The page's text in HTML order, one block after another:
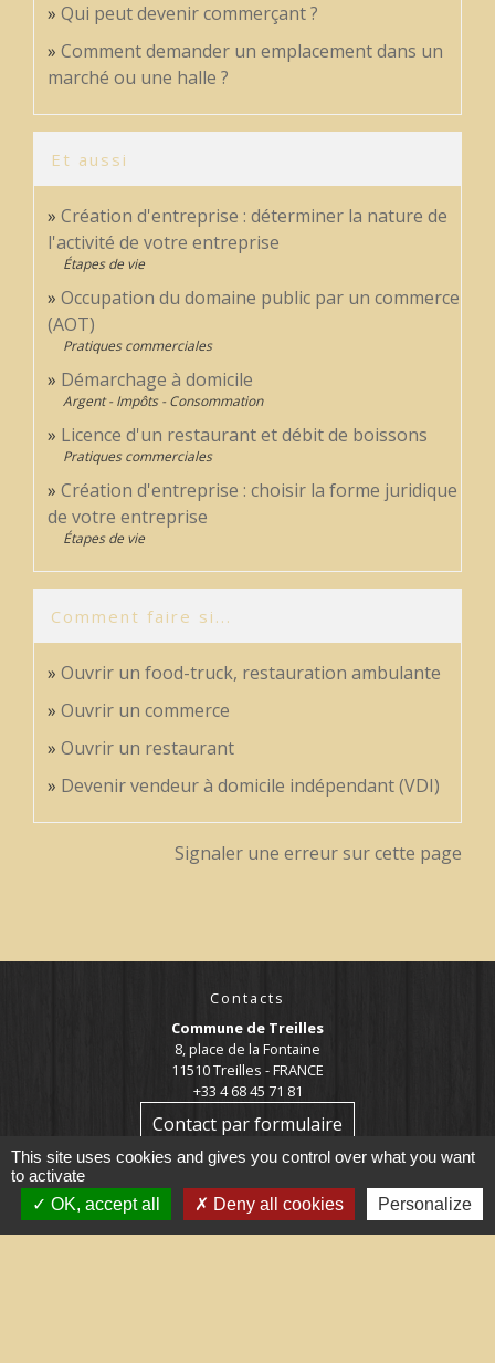
Qui peut devenir commerçant ?
Comment demander un emplacement dans un
marché ou une halle ?
Et aussi
Création d'entreprise : déterminer la nature de
l'activité de votre entreprise
Étapes de vie
Occupation du domaine public par un commerce
(AOT)
Pratiques commerciales
Démarchage à domicile
Argent - Impôts - Consommation
Licence d'un restaurant et débit de boissons
Pratiques commerciales
Création d'entreprise : choisir la forme juridique
de votre entreprise
Étapes de vie
Comment faire si...
Ouvrir un food-truck, restauration ambulante
Ouvrir un commerce
Ouvrir un restaurant
Devenir vendeur à domicile indépendant (VDI)
Signaler une erreur sur cette page
Contacts
Commune de Treilles
8, place de la Fontaine
11510 Treilles - FRANCE
+33 4 68 45 71 81
Contact par formulaire
This site uses cookies and gives you control over what you want
to activate
OK, accept all
Deny all cookies Personalize